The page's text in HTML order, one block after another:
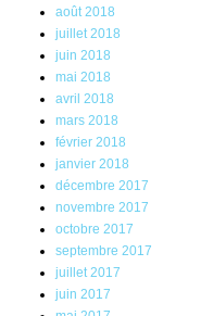
août 2018
juillet 2018
juin 2018
mai 2018
avril 2018
mars 2018
février 2018
janvier 2018
décembre 2017
novembre 2017
octobre 2017
septembre 2017
juillet 2017
juin 2017